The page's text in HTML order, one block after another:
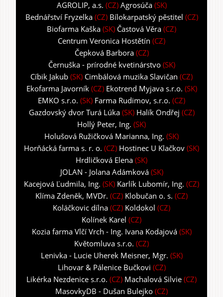
AGROLIP, a.s. (CZ) Agrosúča(SK)
Bednářství Fryzelka(CZ) Bílokarpatský pěstitel (CZ)
Biofarma Kaška (SK) Častová Věra (CZ)
Centrum Veronica Hostětín (CZ)
Čepková Barbora(CZ)
Černuška - prírodné kvetinárstvo(SK)
Cíbik Jakub (SK) Cimbálová muzika Slavičan (CZ)
Ekofarma Javorník(CZ) Ekotrend Myjava s.r.o. (SK)
EMKO s.r.o. (SK) Farma Rudimov, s.r.o. (CZ)
Gazdovský dvor Turá Lúka(SK) Halík Ondřej (CZ)
Hollý Peter, Ing. (SK)
Holušová Ružičková Marianna, Ing. (SK)
Horňácká farma s. r. o. (CZ) Hostinec U Klačkov (SK)
Hrdličková Elena (SK)
JOLAN - Jolana Adámková(SK)
Kacejová Ľudmila, Ing. (SK) Karlík Lubomír, Ing. (CZ)
Klíma Zdeněk, MVDr. (CZ) Klobučan o. s. (CZ)
Koláčkovic dílna (CZ) Koldokol (CZ)
Kolínek Karel (CZ)
Kozia farma Vlčí Vrch - Ing. Ivana Kodajová(SK)
Květomluva s.r.o. (CZ)
Lenivka - Lucie Uherek Meisner, Mgr. (SK)
Lihovar & Pálenice Bučkovi (CZ)
Likérka Nezdenice s.r.o. (CZ) Machalová Silvie (CZ)
MasovkyDB - Dušan Bulejko (CZ)